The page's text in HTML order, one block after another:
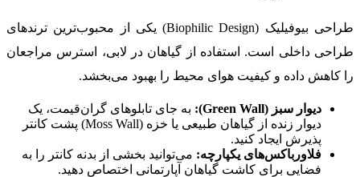
طراحی بیوفیلیک (Biophilic Design) یکی از محبوب‌ترین ترندهای
طراحی داخلی است. استفاده از گیاهان در لابی، استرس مراجعان
را کاهش داده و کیفیت هوای محیط را بهبود می‌بخشد.
دیوار سبز (Green Wall):
به جای تابلوهای گران‌قیمت، یک
دیوار زنده از گیاهان طبیعی یا خزه (Moss Wall) پشت کانتر
پذیرش ایجاد کنید.
فلاورباکس‌های یکپارچه: می‌توانید بخشی از بدنه کانتر را به
فضایی برای کاشت گیاهان آپارتمانی اختصاص دهید.